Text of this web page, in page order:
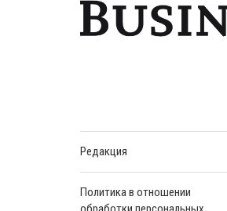
Редакция
Политика в отношении